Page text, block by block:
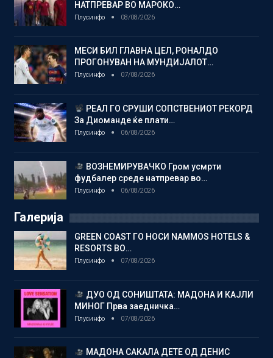
НАТПРЕВАР ВО МАРОКО…
Плусинфо 08/08/2026
МЕСИ БИЛ ГЛАВНА ЦЕЛ, РОНАЛДО
ПРОГОНУВАН НА МУНДИЈАЛОТ…
Плусинфо 07/08/2026
РЕАЛ ГО СРУШИ СОПСТВЕНИОТ РЕКОРД
За Диоманде ќе плати…
Плусинфо 06/08/2026
ВОЗНЕМИРУВАЧКО Гром усмрти
фудбалер среде натпревар во…
Плусинфо 06/08/2026
Галерија
GREEN COAST ГО НОСИ NAMMOS HOTELS &
RESORTS ВО…
Плусинфо 07/08/2026
ДУО ОД СОНИШТАТА: МАДОНА И КАЈЛИ
МИНОГ Прва заедничка…
Плусинфо 07/08/2026
МАДОНА САКАЛА ДЕТЕ ОД ДЕНИС